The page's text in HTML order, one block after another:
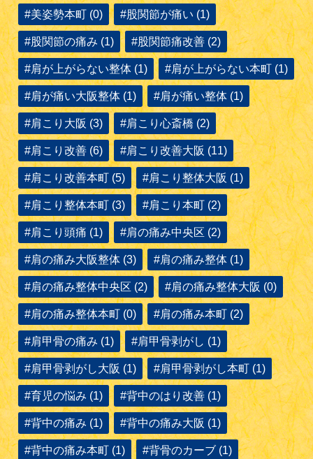
#美姿勢本町 (0) #股関節が痛い (1)
#股関節の痛み (1) #股関節痛改善 (2)
#肩が上がらない整体 (1) #肩が上がらない本町 (1)
#肩が痛い大阪整体 (1) #肩が痛い整体 (1)
#肩こり大阪 (3) #肩こり心斎橋 (2)
#肩こり改善 (6) #肩こり改善大阪 (11)
#肩こり改善本町 (5) #肩こり整体大阪 (1)
#肩こり整体本町 (3) #肩こり本町 (2)
#肩こり頭痛 (1) #肩の痛み中央区 (2)
#肩の痛み大阪整体 (3) #肩の痛み整体 (1)
#肩の痛み整体中央区 (2) #肩の痛み整体大阪 (0)
#肩の痛み整体本町 (0) #肩の痛み本町 (2)
#肩甲骨の痛み (1) #肩甲骨剥がし (1)
#肩甲骨剥がし大阪 (1) #肩甲骨剥がし本町 (1)
#育児の悩み (1) #背中のはり改善 (1)
#背中の痛み (1) #背中の痛み大阪 (1)
#背中の痛み本町 (1) #背骨のカーブ (1)